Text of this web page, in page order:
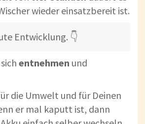
wieder einsatzbereit ist.
Entwicklung. 👇
entnehmen und
die Umwelt und für Deinen
er mal kaputt ist, dann